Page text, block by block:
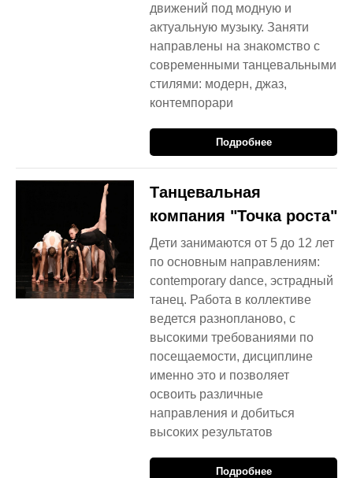
движений под модную и
актуальную музыку. Заняти
направлены на знакомство с
современными танцевальными
стилями: модерн, джаз,
контемпорари
Подробнее
Танцевальная
компания "Точка роста"
Дети занимаются от 5 до 12 лет
по основным направлениям:
contemporary dance, эстрадный
танец. Работа в коллективе
ведется разнопланово, с
высокими требованиями по
посещаемости, дисциплине
именно это и позволяет
освоить различные
направления и добиться
высоких результатов
Подробнее